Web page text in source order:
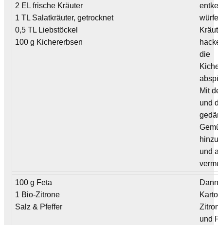
2 EL frische Kräuter
1 TL Salatkräuter, getrocknet
0,5 TL Liebstöckel
100 g Kichererbsen
die
Mit
und
und
100 g Feta
1 Bio-Zitrone
Salz & Pfeffer
und